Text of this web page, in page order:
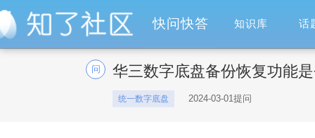
快问快答 知识库 话
问 华三数字底盘备份恢复功能
统一数字底盘 2024-03-01提问